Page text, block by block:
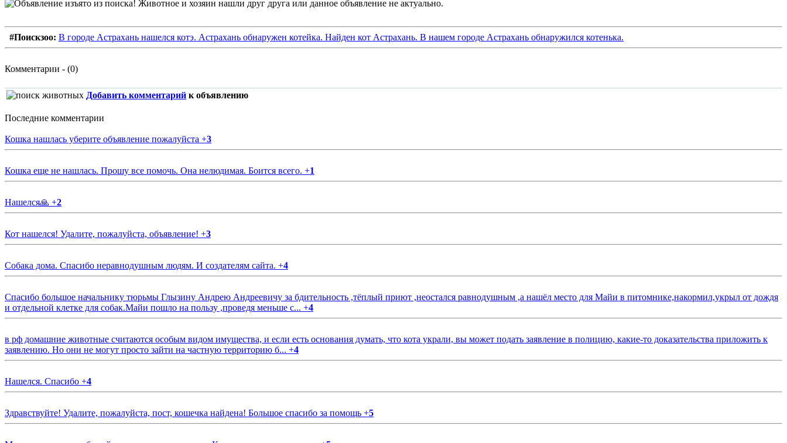
#Поискзоо: В городе Астрахань нашелся котэ. Астрахань обнаружен котейка. Найден кот Астрахань. В нашем городе Астрахань обнаружился котенька.
Комментарии - (0)
Добавить комментарий к объявлению
Последние комментарии
Кошка нашлась уберите объявление пожалуйста +3
Кошка еще не нашлась. Прошу все помочь. Она нелюдимая. Боится всего. +1
Нашелся🙏 +2
Кот нашелся! Удалите, пожалуйста, объявление! +3
Собака дома. Спасибо неравнодушным людям. И создателям сайта. +4
Спасибо большое начальнику тюрьмы Глызину Андрею Андреевичу за бдительность ,тёплый приют ,неостался равнодушным ,а нашёл место для Майи в питомнике,накормил,укрыл от дождя
и отдельной клетке для собак.Майи пошло на пользу ,проведя меньше с... +4
в рф домашние животные считаются особым видом имущества, и если есть основания думать, что кота украли, вы может подать заявление в полицию, какие-то доказательства приложить к
заявлению. Но они не могут просто зайти на частную территорию б... +4
Нашелся. Спасибо +4
Здравствуйте! Удалите, пожалуйста, пост, кошечка найдена! Большое спасибо за помощь +5